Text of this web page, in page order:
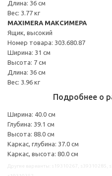
Длина: 36 см
Вес: 3.77 кг
MAXIMERA МАКСИМЕРА
Ящик, высокий
Номер товара: 303.680.87
Ширина: 31 см
Высота: 7 см
Длина: 36 см
Вес: 3.96 кг
Подробнее о
Ширина: 40.0 см
Глубина: 39.1 см
Высота: 88.0 см
Каркас, глубина: 37.0 см
Каркас, высота: 80.0 см